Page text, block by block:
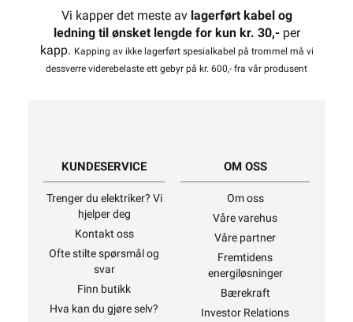
Vi kapper det meste av lagerført kabel og
ledning til ønsket lengde for kun kr. 30,-per
kapp. Kapping av ikke lagerført spesialkabel på trommel må vi
dessverre viderebelaste ett gebyr på kr. 600,- fra vår produsent
KUNDESERVICE
Trenger du elektriker? Vi
hjelper deg
Kontakt oss
Ofte stilte spørsmål og
svar
Finn butikk
Hva kan du gjøre selv?
OM OSS
Om oss
Våre varehus
Våre partner
Fremtidens
energiløsninger
Bærekraft
Investor Relations